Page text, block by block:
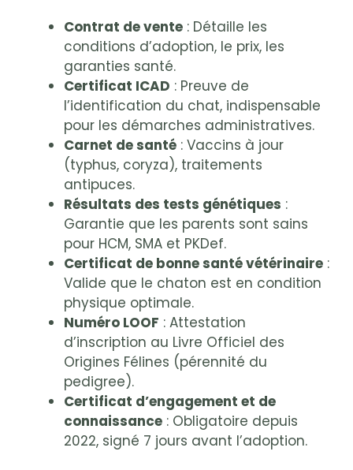
Contrat de vente : Détaille les
conditions d’adoption, le prix, les
garanties santé.
Certificat ICAD : Preuve de
l’identification du chat, indispensable
pour les démarches administratives.
Carnet de santé : Vaccins à jour
(typhus, coryza), traitements
antipuces.
Résultats des tests génétiques :
Garantie que les parents sont sains
pour HCM, SMA et PKDef.
Certificat de bonne santé vétérinaire :
Valide que le chaton est en condition
physique optimale.
Numéro LOOF : Attestation
d’inscription au Livre Officiel des
Origines Félines (pérennité du
pedigree).
Certificat d’engagement et de
connaissance : Obligatoire depuis
2022, signé 7 jours avant l’adoption.